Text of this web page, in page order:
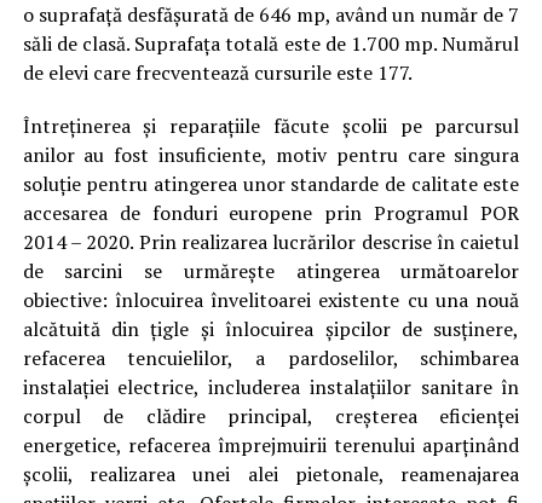
o suprafață desfășurată de 646 mp, având un număr de 7
săli de clasă. Suprafața totală este de 1.700 mp. Numărul
de elevi care frecventează cursurile este 177.
Întreținerea și reparațiile făcute școlii pe parcursul
anilor au fost insuficiente, motiv pentru care singura
soluție pentru atingerea unor standarde de calitate este
accesarea de fonduri europene prin Programul POR
2014 – 2020. Prin realizarea lucrărilor descrise în caietul
de sarcini se urmărește atingerea următoarelor
obiective: înlocuirea învelitoarei existente cu una nouă
alcătuită din țigle și înlocuirea șipcilor de susținere,
refacerea tencuielilor, a pardoselilor, schimbarea
instalației electrice, includerea instalațiilor sanitare în
corpul de clădire principal, creșterea eficienței
energetice, refacerea împrejmuirii terenului aparținând
școlii, realizarea unei alei pietonale, reamenajarea